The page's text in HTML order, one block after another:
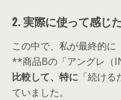
2. 実際に使って感じ
この中で、私が最終的に
**商品Bの「アングレ（
比較して、特に 「続け
ていました。